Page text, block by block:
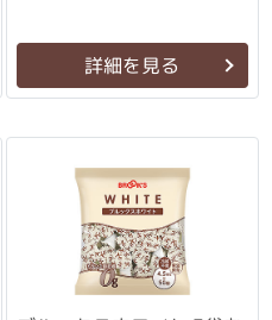
詳細を見る